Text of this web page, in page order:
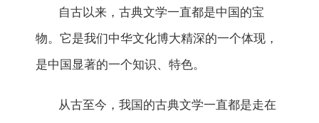
自古以来，古典文学一直都是中国的宝
物。它是我们中华文化博大精深的一个体现，
是中国显著的一个知识、特色。
从古至今，我国的古典文学一直都是走在